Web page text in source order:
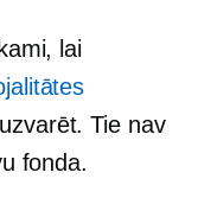
lai
Tie nav
fonda.